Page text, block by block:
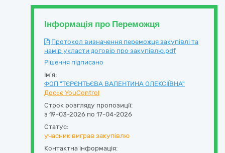
Інформація про Переможця
Протокол визначення переможця закупівлі та
намір укласти договір про закупівлю.pdf
Рішення підписано
Ім'я:
ФОП "ТЄРЄНТЬЄВА ВАЛЕНТИНА ОЛЕКСІЇВНА"
Досьє YouControl
Строк розгляду пропозиції:
з 19-03-2026 по 17-04-2026
Статус:
учасник виграв закупівлю
Контактна інформація: